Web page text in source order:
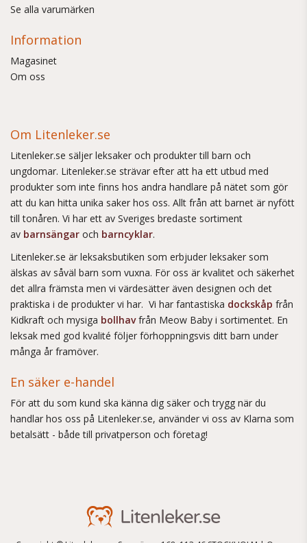
Se alla varumärken
Information
Magasinet
Om oss
Om Litenleker.se
Litenleker.se säljer leksaker och produkter till barn och
ungdomar. Litenleker.se strävar efter att ha ett utbud med
produkter som inte finns hos andra handlare på nätet som gör
att du kan hitta unika saker hos oss. Allt från att barnet är nyfött
till tonåren. Vi har ett av Sveriges bredaste sortiment
av barnsängar och barncyklar.
Litenleker.se är leksaksbutiken som erbjuder leksaker som
älskas av såväl barn som vuxna. För oss är kvalitet och säkerhet
det allra främsta men vi värdesätter även designen och det
praktiska i de produkter vi har. Vi har fantastiska dockskåp från
Kidkraft och mysiga bollhavfrån Meow Baby i sortimentet. En
leksak med god kvalité följer förhoppningsvis ditt barn under
många år framöver.
En säker e-handel
För att du som kund ska känna dig säker och trygg när du
handlar hos oss på Litenleker.se, använder vi oss av Klarna som
betalsätt - både till privatperson och företag!